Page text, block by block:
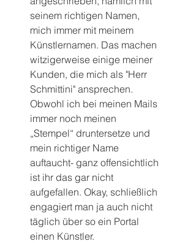
seinem richtigen Namen,
mich immer mit meinem
Künstlernamen. Das machen
witzigerweise einige meiner
Kunden, die mich als "Herr
Schmittini" ansprechen.
Obwohl ich bei meinen Mails
immer noch meinen
„Stempel“ druntersetze und
mein richtiger Name
auftaucht- ganz offensichtlich
ist ihr das gar nicht
aufgefallen. Okay, schließlich
engagiert man ja auch nicht
täglich über so ein Portal
einen Künstler.